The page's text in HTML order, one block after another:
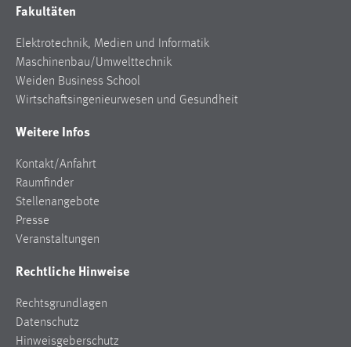
Fakultäten
Elektrotechnik, Medien und Informatik
Maschinenbau/Umwelttechnik
Weiden Business School
Wirtschaftsingenieurwesen und Gesundheit
Weitere Infos
Kontakt/Anfahrt
Raumfinder
Stellenangebote
Presse
Veranstaltungen
Rechtliche Hinweise
Rechtsgrundlagen
Datenschutz
Hinweisgeberschutz
Max. 13 Monate
MARKETING
Marketing Cookies werden von Drittanbietern
Sie tun dies, indem sie Besucher über Websites
hinweg verfolgen.
_gcl_au
Anbieter:
Google Ireland Limited